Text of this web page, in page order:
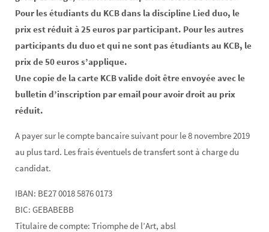
Pour les étudiants du KCB dans la discipline Lied duo, le
prix est réduit à 25 euros par participant. Pour les autres
participants du duo et qui ne sont pas étudiants au KCB, le
prix de 50 euros s’applique.
Une copie de la carte KCB valide doit être envoyée avec le
bulletin d’inscription par email pour avoir droit au prix
réduit.
A payer sur le compte bancaire suivant pour le 8 novembre 2019
au plus tard. Les frais éventuels de transfert sont à charge du
candidat.
IBAN: BE27 0018 5876 0173
BIC: GEBABEBB
Titulaire de compte: Triomphe de l’Art, absl